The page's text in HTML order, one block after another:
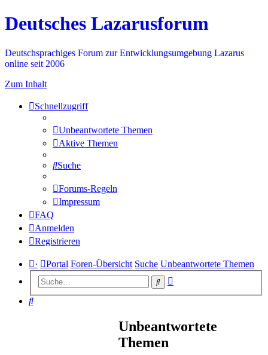
Deutsches Lazarusforum
Deutschsprachiges Forum zur Entwicklungsumgebung Lazarus
online seit 2006
Zum Inhalt
Schnellzugriff
Unbeantwortete Themen
Aktive Themen
Suche
Forums-Regeln
Impressum
FAQ
Anmelden
Registrieren
· Portal Foren-Übersicht Suche Unbeantwortete Themen
Suche
Suche
Unbeantwortete
Themen